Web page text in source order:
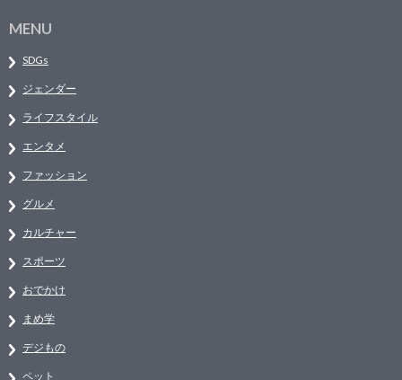
MENU
SDGs
ジェンダー
ライフスタイル
エンタメ
ファッション
グルメ
カルチャー
スポーツ
おでかけ
まめ学
デジもの
ペット